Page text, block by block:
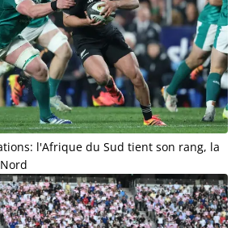
l'Afrique du Sud tient son rang, la